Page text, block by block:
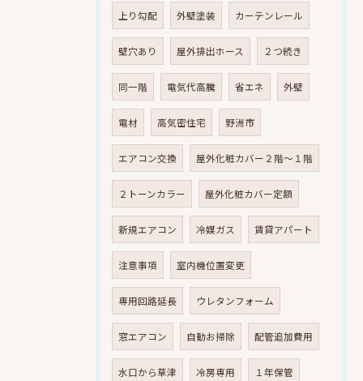
上り勾配 外壁塗装 カーテンレール
壁穴あり 屋外排出ホース ２つ続き
同一階 電気代高騰 省エネ 外壁
電材 高気密住宅 野洲市
エアコン交換 屋外化粧カバー２階～１階
２トーンカラー 屋外化粧カバー定額
新規エアコン 冷媒ガス 賃貸アパート
注意事項 室内機位置変更
専用回路延長 ウレタンフォーム
窓エアコン 自動お掃除 配管追加費用
水口から草津 冷房専用 １年保管